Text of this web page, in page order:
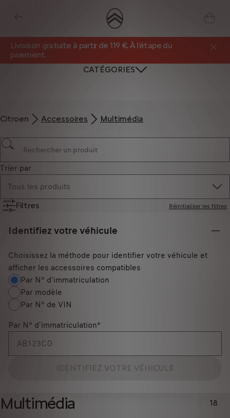
Livraison gratuite à partir de 119 €. À l’étape du
paiement.
CATÉGORIES
Citroen Accessoires Multimédia
Trier par
Tous les produits
Filtres Réinitialiser les filtres
Identifiez votre véhicule
Choisissez la méthode pour identifier votre véhicule et
afficher les accessoires compatibles
Par N° d'immatriculation
Par modèle
Par N° de VIN
Par N° d'immatriculation*
IDENTIFIEZ VOTRE VÉHICULE
Multimédia 18